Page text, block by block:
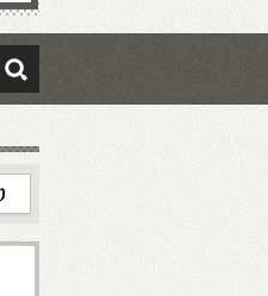
検索